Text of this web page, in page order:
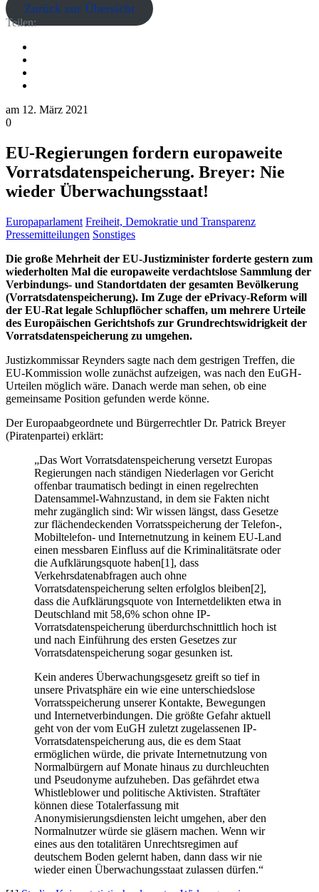
Zurück zur Übersicht
Teilen:
am 12. März 2021
0
EU-Regierungen fordern europaweite
Vorratsdatenspeicherung. Breyer: Nie
wieder Überwachungsstaat!
Europaparlament Freiheit, Demokratie und Transparenz
Pressemitteilungen Sonstiges
Die große Mehrheit der EU-Justizminister forderte gestern zum
wiederholten Mal die europaweite verdachtslose Sammlung der
Verbindungs- und Standortdaten der gesamten Bevölkerung
(Vorratsdatenspeicherung). Im Zuge der ePrivacy-Reform will
der EU-Rat legale Schlupflöcher schaffen, um mehrere Urteile
des Europäischen Gerichtshofs zur Grundrechtswidrigkeit der
Vorratsdatenspeicherung zu umgehen.
Justizkommissar Reynders sagte nach dem gestrigen Treffen, die
EU-Kommission wolle zunächst aufzeigen, was nach den EuGH-
Urteilen möglich wäre. Danach werde man sehen, ob eine
gemeinsame Position gefunden werde könne.
Der Europaabgeordnete und Bürgerrechtler Dr. Patrick Breyer
(Piratenpartei) erklärt:
„Das Wort Vorratsdatenspeicherung versetzt Europas
Regierungen nach ständigen Niederlagen vor Gericht
offenbar traumatisch bedingt in einen regelrechten
Datensammel-Wahnzustand, in dem sie Fakten nicht
mehr zugänglich sind: Wir wissen längst, dass Gesetze
zur flächendeckenden Vorratsspeicherung der Telefon-,
Mobiltelefon- und Internetnutzung in keinem EU-Land
einen messbaren Einfluss auf die Kriminalitätsrate oder
die Aufklärungsquote haben[1], dass
Verkehrsdatenabfragen auch ohne
Vorratsdatenspeicherung selten erfolglos bleiben[2],
dass die Aufklärungsquote von Internetdelikten etwa in
Deutschland mit 58,6% schon ohne IP-
Vorratsdatenspeicherung überdurchschnittlich hoch ist
und nach Einführung des ersten Gesetzes zur
Vorratsdatenspeicherung sogar gesunken ist.
Kein anderes Überwachungsgesetz greift so tief in
unsere Privatsphäre ein wie eine unterschiedslose
Vorratsspeicherung unserer Kontakte, Bewegungen
und Internetverbindungen. Die größte Gefahr aktuell
geht von der vom EuGH zuletzt zugelassenen IP-
Vorratsdatenspeicherung aus, die es dem Staat
ermöglichen würde, die private Internetnutzung von
Normalbürgern auf Monate hinaus zu durchleuchten
und Pseudonyme aufzuheben. Das gefährdet etwa
Whistleblower und politische Aktivisten. Straftäter
können diese Totalerfassung mit
Anonymisierungsdiensten leicht umgehen, aber den
Normalnutzer würde sie gläsern machen. Wenn wir
eines aus den totalitären Unrechtsregimen auf
deutschem Boden gelernt haben, dann dass wir nie
wieder einen Überwachungsstaat zulassen dürfen.“